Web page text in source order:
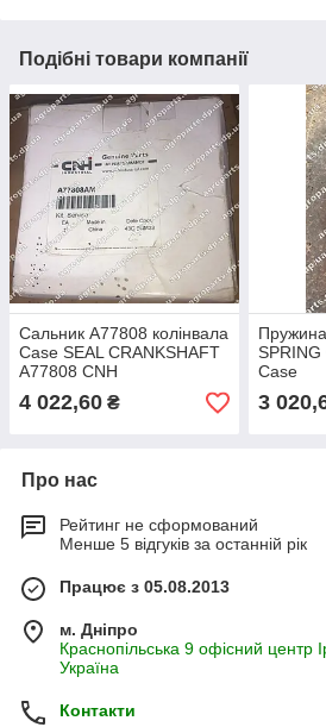
Подібні товари компанії
Сальник A77808 колінвала
Case SEAL CRANKSHAFT
А77808 CNH
4 022,60 ₴
Case
3
Про нас
Рейтинг не сформований
Менше 5 відгуків за останній рік
Працює з 05.08.2013
м. Дніпро
Краснопільська 9 офісний центр
Україна
Контакти